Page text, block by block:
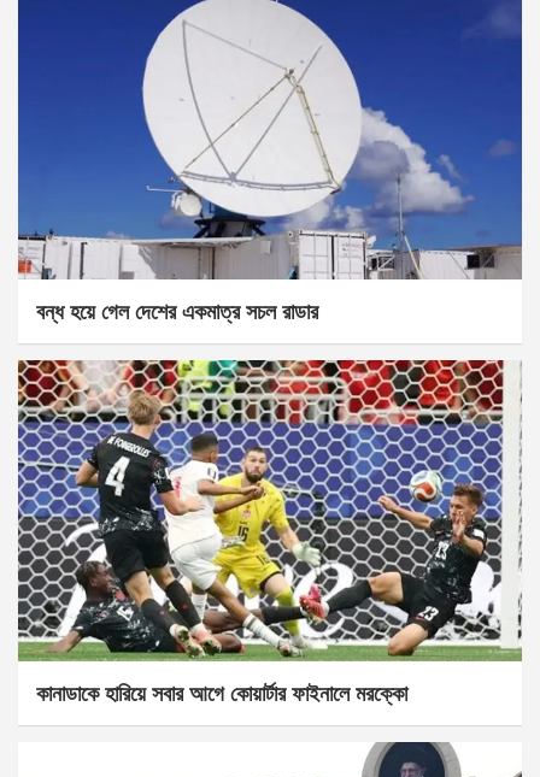
বন্ধ হয়ে গেল দেশের একমাত্র সচল রাডার
কানাডাকে হারিয়ে সবার আগে কোয়ার্টার ফাইনালে মরক্কো